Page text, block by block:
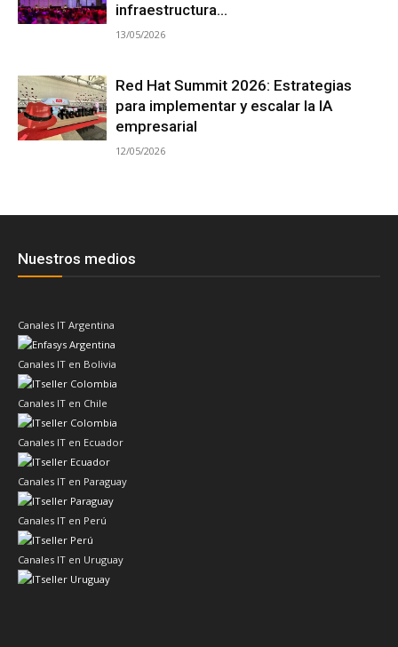
infraestructura...
13/05/2026
Red Hat Summit 2026: Estrategias
para implementar y escalar la IA
empresarial
12/05/2026
Nuestros medios
Canales IT Argentina
Canales IT en Bolivia
Canales IT en Chile
Canales IT en Ecuador
Canales IT en Paraguay
Canales IT en Perú
Canales IT en Uruguay